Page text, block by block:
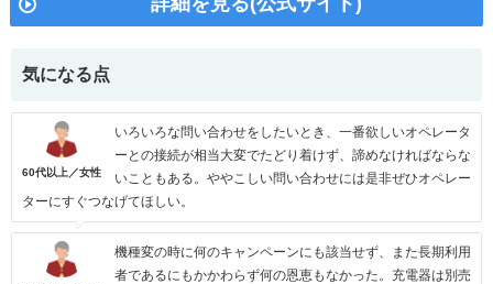
気になる点
60代以上／女性
いろいろな問い合わせをしたいとき、一番欲しいオペレータ
ーとの接続が相当大変でたどり着けず、諦めなければならな
いこともある。ややこしい問い合わせには是非ぜひオペレー
ターにすぐつなげてほしい。
機種変の時に何のキャンペーンにも該当せず、また長期利用
者であるにもかかわらず何の恩恵もなかった。充電器は別売